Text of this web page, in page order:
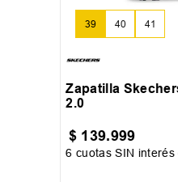
39 40 41
Zapatilla
2.0
$ 139.999
6 cuotas SIN